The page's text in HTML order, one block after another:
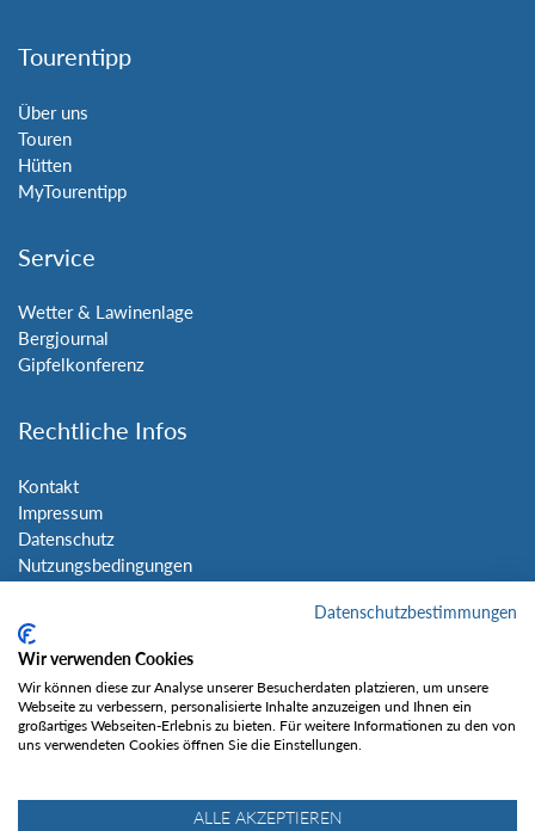
Tourentipp
Über uns
Touren
Hütten
MyTourentipp
Service
Wetter & Lawinenlage
Bergjournal
Gipfelkonferenz
Rechtliche Infos
Kontakt
Impressum
Datenschutz
Nutzungsbedingungen
Social Media
Gefällt mir
Datenschutzbestimmungen
Wir verwenden Cookies
Wir können diese zur Analyse unserer Besucherdaten platzieren, um unsere
Webseite zu verbessern, personalisierte Inhalte anzuzeigen und Ihnen ein
großartiges Webseiten-Erlebnis zu bieten. Für weitere Informationen zu den von
uns verwendeten Cookies öffnen Sie die Einstellungen.
ALLE AKZEPTIEREN